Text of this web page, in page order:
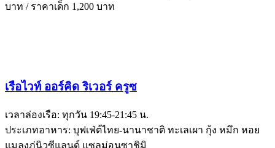
บาท / ราคาเด็ก 1,200 บาท
เรือไวท์ ออร์คิด ริเวอร์ ครูซ
เวลาล่องเรือ: ทุกวัน 19:45-21:45 น.
ประเภทอาหาร: บุฟเฟ่ต์ไทย-นานาชาติ ทะเลเผา กุ้ง หมึก หอย
แมลงภู่นิวซีแลนด์ แซลม่อนซาชิมิ